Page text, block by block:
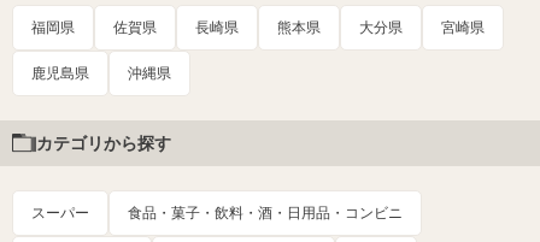
福岡県 佐賀県 長崎県 熊本県 大分県 宮崎県
鹿児島県 沖縄県
カテゴリから探す
スーパー 食品・菓子・飲料・酒・日用品・コンビニ